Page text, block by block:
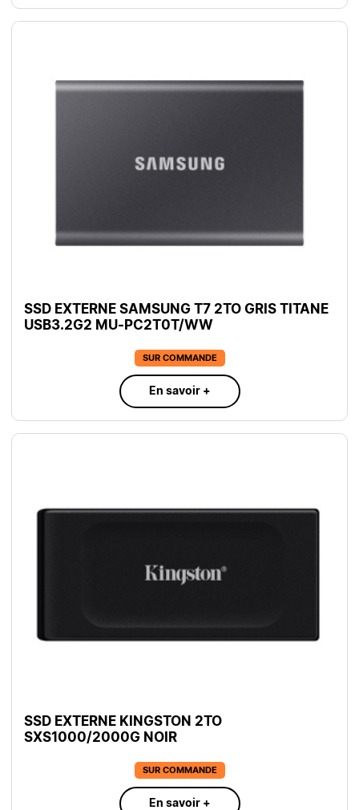
SSD EXTERNE SAMSUNG T7 2TO GRIS TITANE
USB3.2G2 MU-PC2T0T/WW
SUR COMMANDE
En savoir +
SSD EXTERNE KINGSTON 2TO
SXS1000/2000G NOIR
SUR COMMANDE
En savoir +